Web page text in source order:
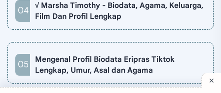
√ Marsha Timothy - Biodata, Agama, Keluarga,
Film Dan Profil Lengkap
Mengenal Profil Biodata Eripras Tiktok
Lengkap, Umur, Asal dan Agama